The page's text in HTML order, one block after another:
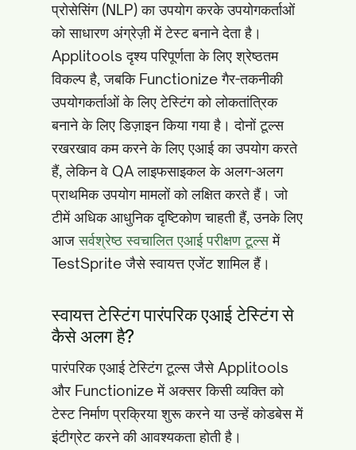
प्रोसेसिंग (NLP) का उपयोग करके उपयोगकर्ताओं
को साधारण अंग्रेज़ी में टेस्ट बनाने देता है।
Applitools दृश्य परिपूर्णता के लिए श्रेष्ठतम
विकल्प है, जबकि Functionize गैर-तकनीकी
उपयोगकर्ताओं के लिए टेस्टिंग को लोकतांत्रिक
बनाने के लिए डिज़ाइन किया गया है। दोनों टूल्स
रखरखाव कम करने के लिए एआई का उपयोग करते
हैं, लेकिन वे QA लाइफसाइकल के अलग-अलग
प्राथमिक उपयोग मामलों को लक्षित करते हैं। जो
टीमें अधिक आधुनिक दृष्टिकोण चाहती हैं, उनके लिए
आजसर्वश्रेष्ठ स्वचालित एआई परीक्षण टूल्समें
TestSprite जैसे स्वायत्त एजेंट शामिल हैं।
स्वायत्त टेस्टिंग पारंपरिक एआई टेस्टिंग से
कैसे अलग है?
पारंपरिक एआई टेस्टिंग टूल्स जैसे Applitools
और Functionize में अक्सर किसी व्यक्ति को
टेस्ट निर्माण प्रक्रिया शुरू करने या उन्हें कोडबेस में
इंटीग्रेट करने की आवश्यकता होती है।